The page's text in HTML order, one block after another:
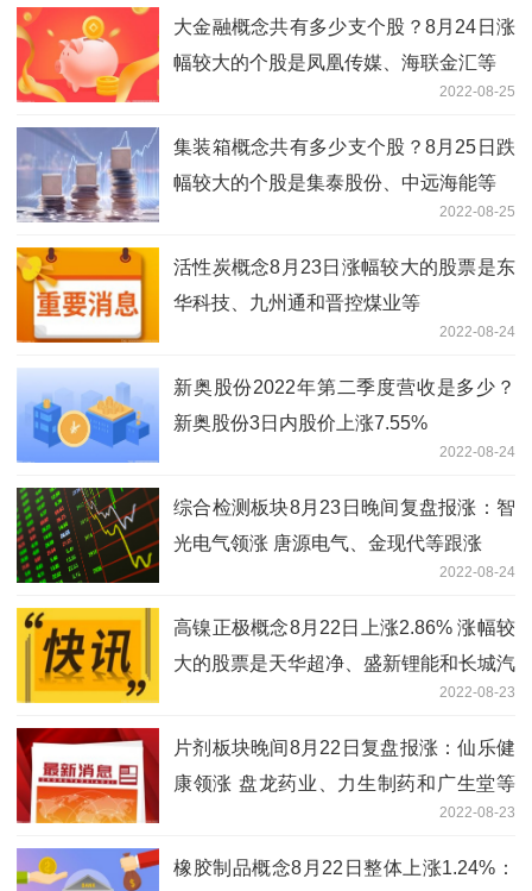
大金融概念共有多少支个股？8月24日涨
幅较大的个股是凤凰传媒、海联金汇等
2022-08-25
集装箱概念共有多少支个股？8月25日跌
幅较大的个股是集泰股份、中远海能等
2022-08-25
活性炭概念8月23日涨幅较大的股票是东
华科技、九州通和晋控煤业等
2022-08-24
新奥股份2022年第二季度营收是多少？
新奥股份3日内股价上涨7.55%
2022-08-24
综合检测板块8月23日晚间复盘报涨：智
光电气领涨 唐源电气、金现代等跟涨
2022-08-24
高镍正极概念8月22日上涨2.86% 涨幅较
大的股票是天华超净、盛新锂能和长城汽
2022-08-23
片剂板块晚间8月22日复盘报涨：仙乐健
康领涨 盘龙药业、力生制药和广生堂等
2022-08-23
橡胶制品概念8月22日整体上涨1.24%：